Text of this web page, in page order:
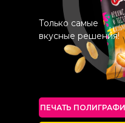
Только самые
вкусные решения!
ПЕЧАТЬ